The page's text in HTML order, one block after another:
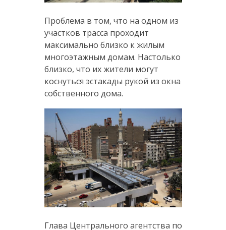
Проблема в том, что на одном из
участков трасса проходит
максимально близко к жилым
многоэтажным домам. Настолько
близко, что их жители могут
коснуться эстакады рукой из окна
собственного дома.
Глава Центрального агентства по